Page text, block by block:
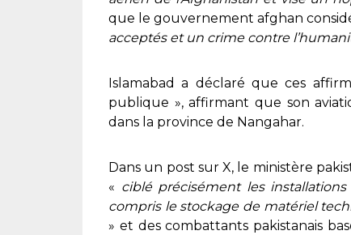
que le gouvernement afghan
acceptés et un crime contre
Islamabad a déclaré que ces
publique », affirmant que son
dans la province de Nangahar.
Dans un post sur X, le ministère
« ciblé précisément les
compris le stockage de matériel
» et des combattants pakistanais